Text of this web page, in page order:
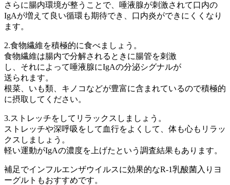
さらに腸内環境が整うことで、唾液腺が刺激されて口内の
IgAが増えて良い循環も期待でき、口内炎ができにくくなり
ます。
2.食物繊維を積極的に食べましょう。
食物繊維は腸内で分解されるときに腸管を刺激
し、それによって唾液腺にIgAの分泌シグナルが
送られます。
根菜、いも類、キノコなどが豊富に含まれているので積極的
に摂取してください。
3.ストレッチをしてリラックスしましょう。
ストレッチや深呼吸をして血行をよくして、体も心もリラッ
クスしましょう。
軽い運動がIgAの濃度を上げたという調査結果もあります。
補足でインフルエンザウイルスに効果的なR-1乳酸菌入りヨ
ーグルトもおすすめです。